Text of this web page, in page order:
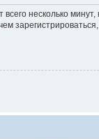
несколько